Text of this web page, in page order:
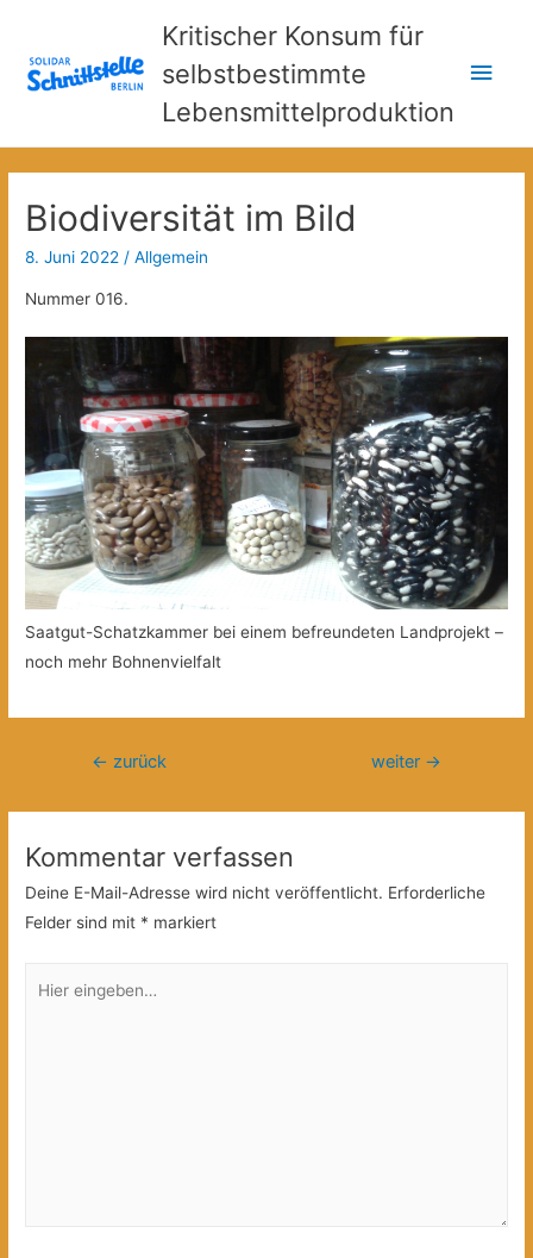
Kritischer Konsum für
selbstbestimmte
Lebensmittelproduktion
Biodiversität im Bild
8. Juni 2022 /Allgemein
Nummer 016.
Saatgut-Schatzkammer bei einem befreundeten Landprojekt –
noch mehr Bohnenvielfalt
Beitragsnavigation
← zurück weiter →
Kommentar verfassen
Deine E-Mail-Adresse wird nicht veröffentlicht. Erforderliche
Felder sind mit * markiert
eingeben…